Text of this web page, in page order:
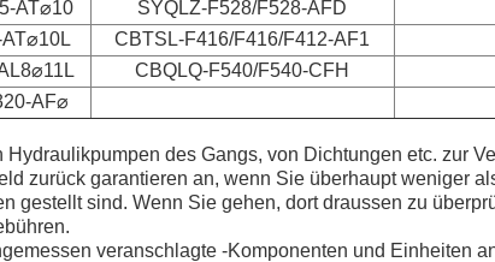
AT⌀10
SYQLZ-F528/F528-AFD
CBTSL-F416/F416/F412-AF1
CBQLQ-F540/F540-CFH
AF⌀
des Gangs, von Dichtungen etc. zur
zurück garantieren an, wenn Sie überhaupt weniger
gestellt sind. Wenn Sie gehen, dort draussen zu
veranschlagte -Komponenten und Einheiten